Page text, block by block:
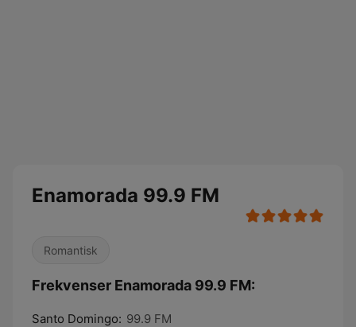
Enamorada 99.9 FM
Romantisk
Frekvenser Enamorada 99.9 FM:
Santo Domingo: 99.9 FM